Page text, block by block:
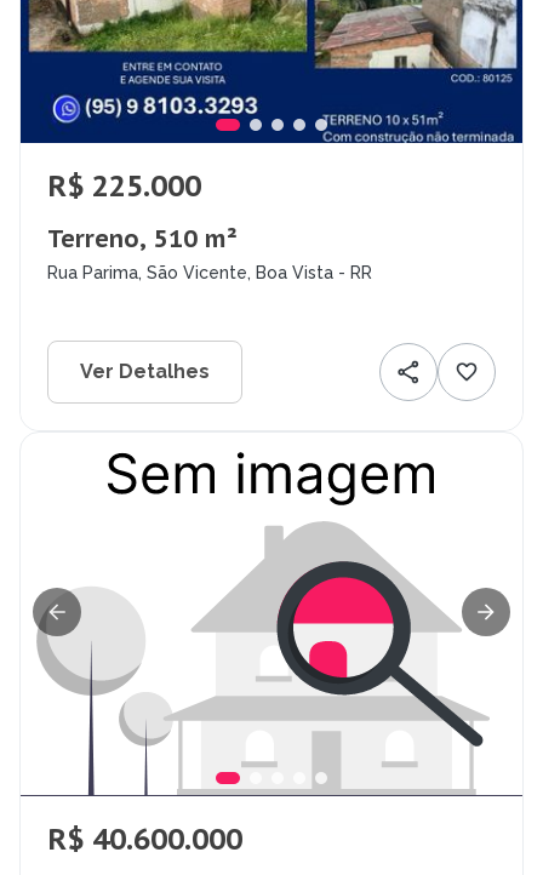
R$ 225.000
Terreno, 510 m²
Rua Parima, São Vicente, Boa Vista - RR
Ver Detalhes
R$ 40.600.000